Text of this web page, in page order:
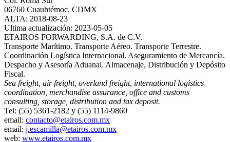
06760 Cuauhtémoc, CDMX
ALTA: 2018-08-23
Ultima actualización: 2023-05-05
ETAIROS FORWARDING, S.A. de C.V.
Transporte Marítimo. Transporte Aéreo. Transporte Terrestre.
Coordinación Logística Internacional. Aseguramiento de Mercancía.
Despacho y Asesoría Aduanal. Almacenaje, Distribución y Depósito
Fiscal.
Sea freight, air freight, overland freight, international logistics
coordination, merchandise assurance, office and customs
consulting, storage, distribution and tax deposit.
Tel: (55) 5361-2182 y (55) 1114-9860
email: contacto@etairos.com.mx
email: j.escamilla@etairos.com.mx
web: www.etairos.com.mx